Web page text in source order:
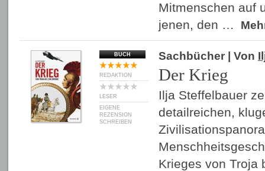
Mitmenschen auf
jenen, den …
BUCH
REDAKTION
LESER
EIGENE
REZENSION
SCHREIBEN
Sachbücher | Von
Der Krieg
Ilja Steffelbauer
detailreichen,
Krieges von Troja